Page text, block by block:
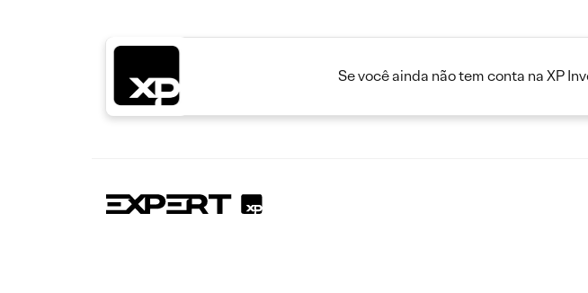
Se você ainda não tem conta na XP